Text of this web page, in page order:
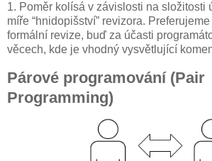
1. Poměr kolísá v závislosti na složitosti
míře “hnidopišství” revizora.
formální revize, buď za účasti
věcech, kde je vhodný vysvětlující
Párové programování (Pair
Programming)